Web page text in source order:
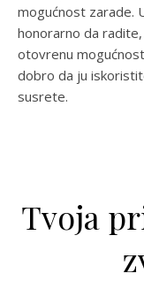
mogućnost zarade.
honorarno da
otovrenu
dobro da ju
susrete.
Tvoja